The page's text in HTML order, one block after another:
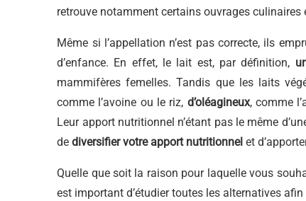
retrouve notamment certains ouvrages
Même si l’appellation n’est pas correcte, ils
d’enfance. En effet, le lait est, par définition,
mammifères femelles. Tandis que les laits
comme l’avoine ou le riz, d’oléagineux, comme
Leur apport nutritionnel n’étant pas le même
dediversifier votre apport nutritionnel et
Quelle que soit la raison pour laquelle vous
est important d’étudier toutes les alternatives